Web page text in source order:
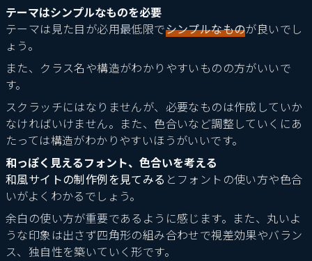
テーマはシンプルなものを必要
テーマは見た目が必用最低限でシンプルなものが良いでし
ょう。
また、クラス名や構造がわかりやすいものの方がいいで
す。
スクラッチにはなりませんが、必要なものは作成していか
なければいけません。また、色合いなど調整していくにあ
たっては構造がわかりやすいほうがいいです。
和っぽく見えるフォント、色合いを考える
和風サイトの制作例を見てみる とフォントの使い方や色合
いがよくわかるでしょう。
余白の使い方が重要であるように感じます。また、丸いよ
うな印象は出さず四角形の組み合わせで視差効果やバラン
ス、独自性を築いていく形です。